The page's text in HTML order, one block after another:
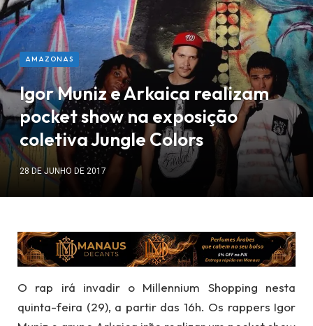
AMAZONAS
Igor Muniz e Arkaica realizam
pocket show na exposição
coletiva Jungle Colors
28 DE JUNHO DE 2017
O rap irá invadir o Millennium Shopping nesta
quinta-feira (29), a partir das 16h. Os rappers Igor